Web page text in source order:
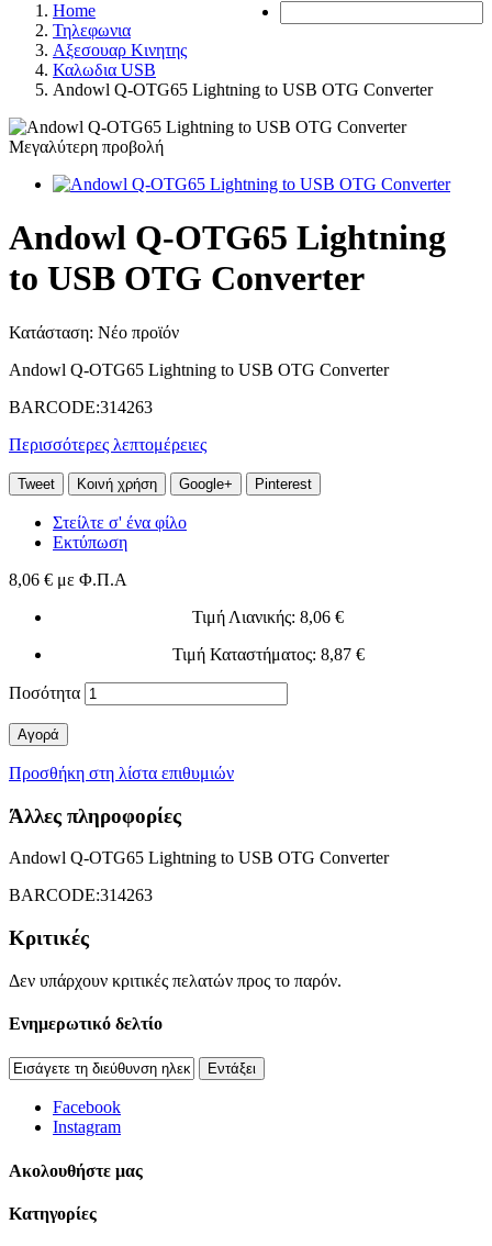
Home
Τηλεφωνια
Αξεσουαρ Κινητης
Καλωδια USB
Andowl Q-OTG65 Lightning to USB OTG Converter
Μεγαλύτερη προβολή
Andowl Q-OTG65 Lightning
to USB OTG Converter
Κατάσταση: Νέο προϊόν
Andowl Q-OTG65 Lightning to USB OTG Converter
BARCODE:314263
Περισσότερες λεπτομέρειες
Tweet Κοινή χρήση Google+ Pinterest
Στείλτε σ' ένα φίλο
Εκτύπωση
8,06 € με Φ.Π.Α
Τιμή Λιανικής: 8,06 €
Τιμή Καταστήματος: 8,87 €
Ποσότητα
Αγορά
Προσθήκη στη λίστα επιθυμιών
Άλλες πληροφορίες
Andowl Q-OTG65 Lightning to USB OTG Converter
BARCODE:314263
Κριτικές
Δεν υπάρχουν κριτικές πελατών προς το παρόν.
Ενημερωτικό δελτίο
Εντάξει
Facebook
Instagram
Aκολουθήστε μας
Κατηγορίες